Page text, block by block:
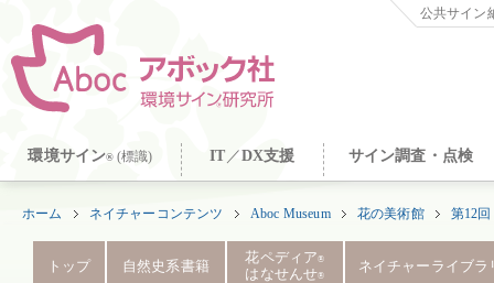
公共サイン
環境サイン® (標識) IT ／DX支援 サイン調査・点検
ホーム ネイチャーコンテンツ Aboc Museum 花の美術館 第12
トップ 自然史系書籍
花ペディア®
はなせんせ®
ネイチャーライブラ